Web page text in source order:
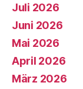
Juli 2026
Juni 2026
Mai 2026
April 2026
März 2026